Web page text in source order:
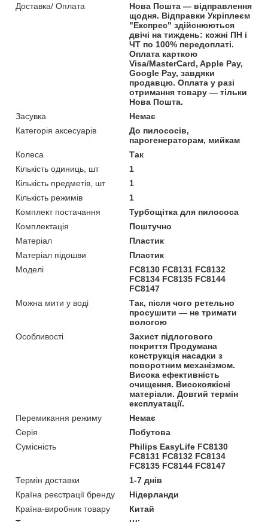
Доставка/ Оплата
Нова Пошта — відправлення
щодня. Відправки Укріплеєм
"Експрес" здійснюються
двічі на тиждень: кожні ПН і
ЧТ по 100% передоплаті.
Оплата карткою
Visa/MasterCard, Apple Pay,
Google Pay, завдяки
продавцю. Оплата у разі
отримання товару — тільки
Нова Пошта.
Засувка
Немає
Категорія аксесуарів
До пилососів,
парогенераторам, мийкам
Колеса
Так
Кількість одиниць, шт
1
Кількість предметів, шт
1
Кількість режимів
1
Комплект постачання
Турбощітка для пилососа
Комплектація
Поштучно
Матеріал
Пластик
Матеріал підошви
Пластик
Моделі
FC8130 FC8131 FC8132
FC8134 FC8135 FC8144
FC8147
Можна мити у воді
Так, після чого ретельно
просушити — не тримати
вологою
Особливості
Захист підлогового
покриття Продумана
конструкція насадки з
поворотним механізмом.
Висока ефективність
очищення. Високоякісні
матеріали. Довгий термін
експлуатації.
Перемикання режиму
Немає
Серія
Побутова
Сумісність
Philips EasyLife FC8130
FC8131 FC8132 FC8134
FC8135 FC8144 FC8147
Термін доставки
1-7 днів
Країна реєстрації бренду
Нідерланди
Країна-виробник товару
Китай